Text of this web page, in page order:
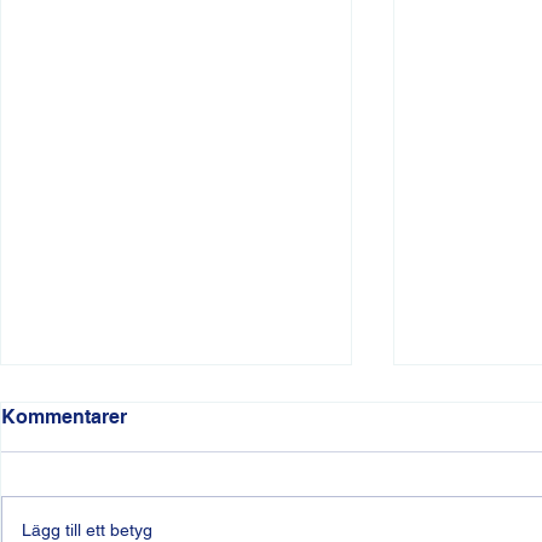
Kommentarer
Lägg till ett betyg